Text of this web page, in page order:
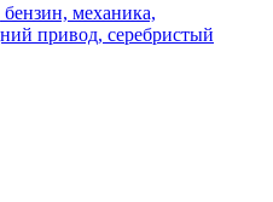
механика,
привод, серебристый